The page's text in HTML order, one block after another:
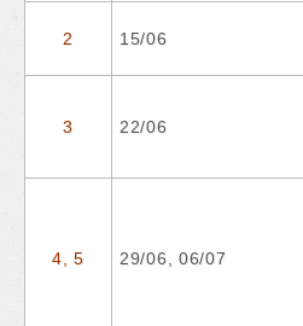
2 15/06
3 22/06
4, 5 29/06, 06/07